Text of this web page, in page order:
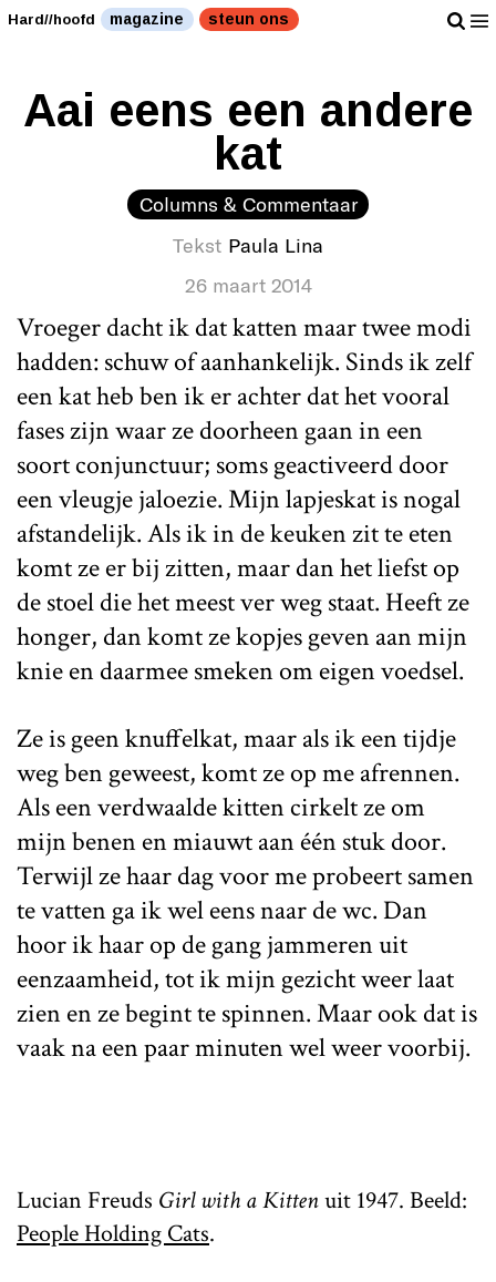
Hard//hoofd magazine steun ons
Aai eens een andere
kat
Columns & Commentaar
Tekst Paula Lina
26 maart 2014
Vroeger dacht ik dat katten maar twee modi
hadden: schuw of aanhankelijk. Sinds ik zelf
een kat heb ben ik er achter dat het vooral
fases zijn waar ze doorheen gaan in een
soort conjunctuur; soms geactiveerd door
een vleugje jaloezie. Mijn lapjeskat is nogal
afstandelijk. Als ik in de keuken zit te eten
komt ze er bij zitten, maar dan het liefst op
de stoel die het meest ver weg staat. Heeft ze
honger, dan komt ze kopjes geven aan mijn
knie en daarmee smeken om eigen voedsel.
Ze is geen knuffelkat, maar als ik een tijdje
weg ben geweest, komt ze op me afrennen.
Als een verdwaalde kitten cirkelt ze om
mijn benen en miauwt aan één stuk door.
Terwijl ze haar dag voor me probeert samen
te vatten ga ik wel eens naar de wc. Dan
hoor ik haar op de gang jammeren uit
eenzaamheid, tot ik mijn gezicht weer laat
zien en ze begint te spinnen. Maar ook dat is
vaak na een paar minuten wel weer voorbij.
Lucian Freuds Girl with a Kittenuit 1947. Beeld:
People Holding Cats.